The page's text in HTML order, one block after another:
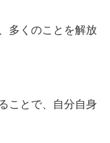
多くのことを解放
ことで、自分自身